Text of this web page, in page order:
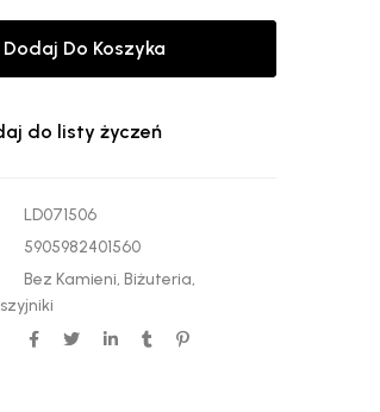
Dodaj Do Koszyka
do listy życzeń
LD071506
5905982401560
Bez Kamieni, Biżuteria,